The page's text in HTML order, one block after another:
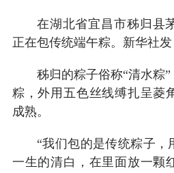
在湖北省宜昌市秭归县
正在包传统端午粽。新华社发
秭归的粽子俗称“清水粽
粽，外用五色丝线缚扎呈菱
成熟。
“我们包的是传统粽子，
一生的清白，在里面放一颗